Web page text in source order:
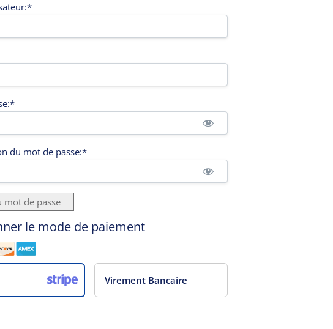
du mot de passe:*
mot de passe
le mode de paiement
Virement Bancaire